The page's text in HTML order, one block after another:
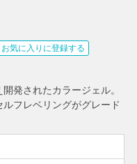
お気に入りに登録する
発されたカラージェル。
フレベリングがグレード